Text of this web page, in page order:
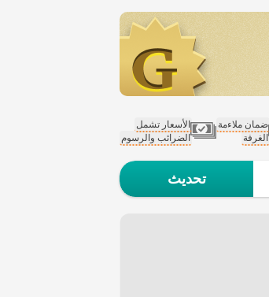
ضمان ملاءمة
الغرفة
الأسعار تشمل
الضرائب والرسوم
تحديث